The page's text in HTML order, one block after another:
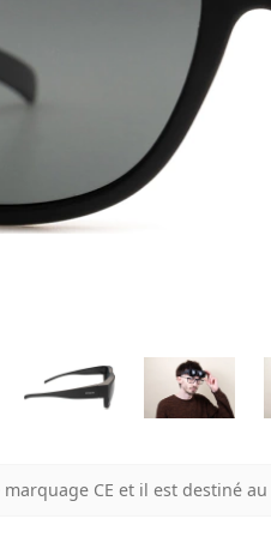
verres
Largeur des verres
Largeur
des verres
CE et il est destiné